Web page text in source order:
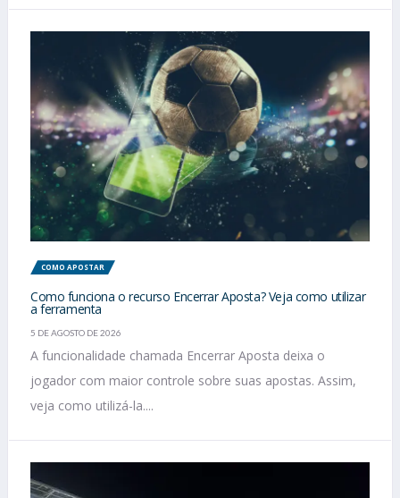
COMO APOSTAR
Como funciona o recurso Encerrar Aposta? Veja como utilizar
a ferramenta
5 DE AGOSTO DE 2026
A funcionalidade chamada Encerrar Aposta deixa o
jogador com maior controle sobre suas apostas. Assim,
veja como utilizá-la....